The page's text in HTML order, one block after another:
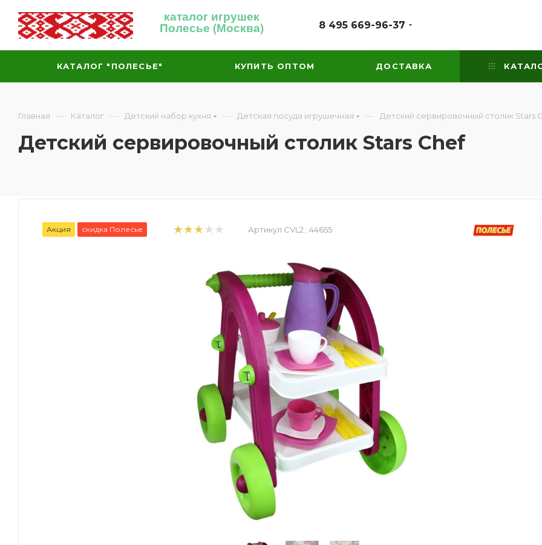
каталог игрушек
Полесье (Москва) 8 495 669-96-37
КАТАЛОГ "ПОЛЕСЬЕ" КУПИТЬ ОПТОМ ДОСТАВКА
Главная — Каталог — Детский набор кухня — Детская посуда игрушечная — Детский сервировочный столик Stars
Детский сервировочный столик Stars Chef
Акция скидка Полесье Артикул CVL2:: 44655